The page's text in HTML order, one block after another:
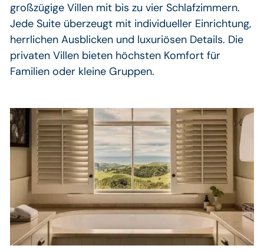
großzügige Villen mit bis zu vier Schlafzimmern.
Jede Suite überzeugt mit individueller Einrichtung,
herrlichen Ausblicken und luxuriösen Details. Die
privaten Villen bieten höchsten Komfort für
Familien oder kleine Gruppen.